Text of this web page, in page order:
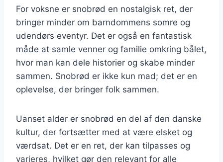
For voksne er snobrød en nostalgisk ret, der
bringer minder om barndommens somre og
udendørs eventyr. Det er også en fantastisk
måde at samle venner og familie omkring bålet,
hvor man kan dele historier og skabe minder
sammen. Snobrød er ikke kun mad; det er en
oplevelse, der bringer folk sammen.
Uanset alder er snobrød en del af den danske
kultur, der fortsætter med at være elsket og
værdsat. Det er en ret, der kan tilpasses og
varieres, hvilket gør den relevant for alle